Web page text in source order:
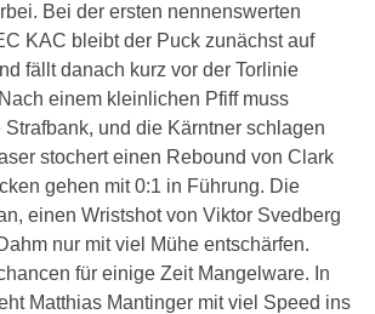
Bei der ersten nennenswerten
KAC bleibt der Puck zunächst auf
fällt danach kurz vor der Torlinie
einem kleinlichen Pfiff muss
und die Kärntner schlagen
stochert einen Rebound von Clark
gehen mit 0:1 in Führung. Die
einen Wristshot von Viktor Svedberg
nur mit viel Mühe entschärfen.
für einige Zeit Mangelware. In
Matthias Mantinger mit viel Speed ins